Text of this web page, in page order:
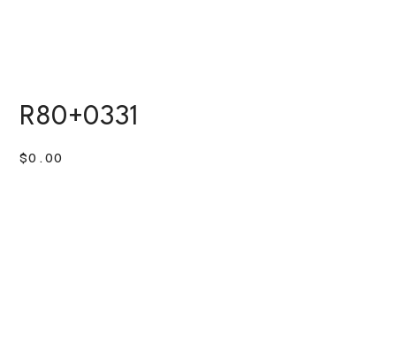
R80+0331
價
格
$0.00